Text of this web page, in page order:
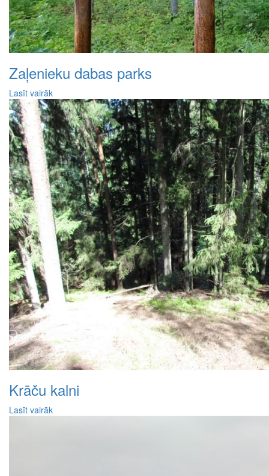
Zaļenieku dabas parks
Lasīt vairāk
Krāču kalni
Lasīt vairāk